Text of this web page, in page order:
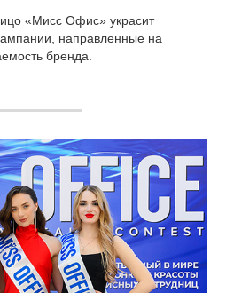
«Мисс Офис» украсит
направленные на
бренда.